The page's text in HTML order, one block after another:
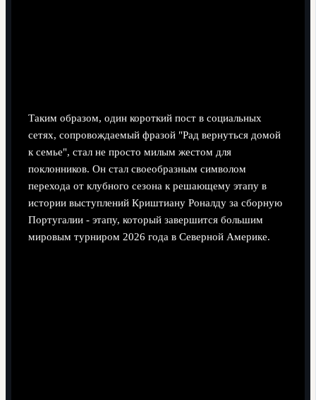
Таким образом, один короткий пост в социальных
сетях, сопровождаемый фразой "Рад вернуться домой
к семье", стал не просто милым жестом для
поклонников. Он стал своеобразным символом
перехода от клубного сезона к решающему этапу в
истории выступлений Криштиану Роналду за сборную
Португалии - этапу, который завершится большим
мировым турниром 2026 года в Северной Америке.